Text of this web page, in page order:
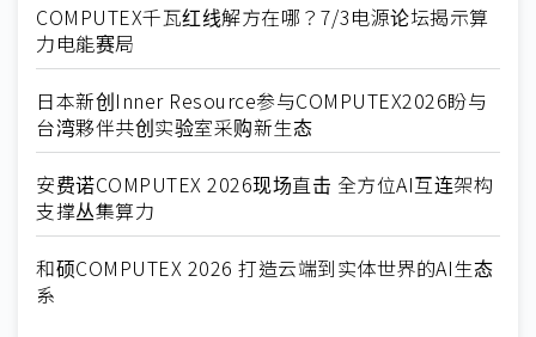
COMPUTEX千瓦红线解方在哪？7/3电源论坛揭示算
力电能赛局
日本新创Inner Resource参与COMPUTEX2026盼与
台湾夥伴共创实验室采购新生态
安费诺COMPUTEX 2026现场直击 全方位AI互连架构
支撑丛集算力
和硕COMPUTEX 2026 打造云端到实体世界的AI生态
系